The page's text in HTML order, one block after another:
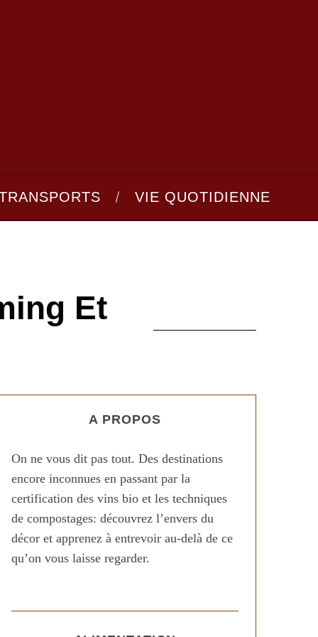
VIE QUOTIDIENNE
Et
A PROPOS
On ne vous dit pas tout. Des destinations
encore inconnues en passant par la
certification des vins bio et les techniques
de compostages: découvrez l’envers du
décor et apprenez à entrevoir au-delà de ce
qu’on vous laisse regarder.